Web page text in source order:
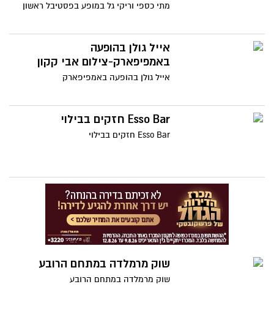
מתי כספי וריקי גל במופע בפסטיבל ראשון
אייל גולן בהופעה
באמפיפארק-צילום אבי קקון
אייל גולן בהופעה באמפיפארק
Esso Bar חזקים בבילוי
Esso Bar חזקים בבילוי
שוק מרמלדה במתחם הרובע
שוק מרמלדה במתחם הרובע